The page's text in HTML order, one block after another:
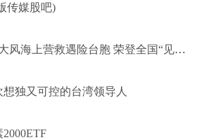
传媒股吧)
上营救遇险台胞 荣登全国“见义勇为勇士榜”
独又可控的台湾领导人